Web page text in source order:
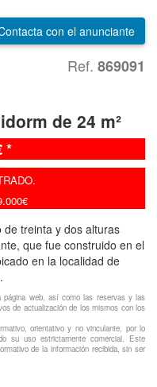
con el anunciante
Ref. 869091
de 24 m²
*
de treinta y dos alturas
que fue construido en el
en la localidad de
web, así como las reservas y las
de actualización de los mismos con los
orientativo y no vinculante, por lo
su uso estrictamente comercial. Este
de la información recibida, sin ser